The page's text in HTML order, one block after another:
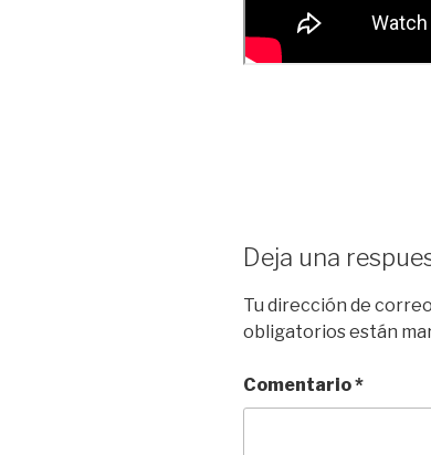
Deja una
Tu dirección de
obligatorios están
Comentario*